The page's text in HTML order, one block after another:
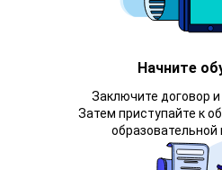
Начните
Заключите договор и
Затем приступайте к
образовательной